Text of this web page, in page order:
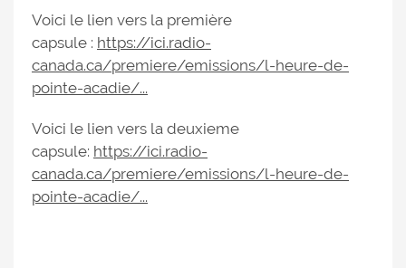
Voici le lien vers la première
capsule : https://ici.radio-
canada.ca/premiere/emissions/l-heure-de-
pointe-acadie/...
Voici le lien vers la deuxieme
capsule: https://ici.radio-
canada.ca/premiere/emissions/l-heure-de-
pointe-acadie/...